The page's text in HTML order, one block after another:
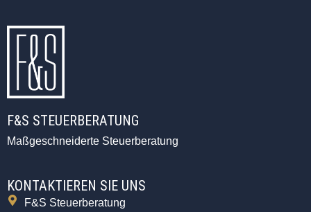
F&S STEUERBERATUNG
Maßgeschneiderte Steuerberatung
KONTAKTIEREN SIE UNS
F&S Steuerberatung